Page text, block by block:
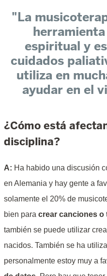
"La
espiritual y
cuidados
utiliza en
ayudar en el
¿Cómo está
disciplina?
A: Ha habido una discusión
en Alemania y hay gente a
solamente el 20% de
bien para crear canciones o
también se puede utilizar
nacidos. También se ha
personalmente estoy muy a